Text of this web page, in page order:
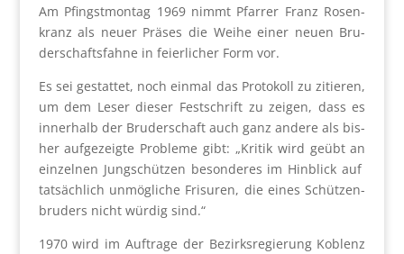
Am Pfingst­mon­tag 1969 nimmt Pfar­rer Franz Rosen­
kranz als neu­er Prä­ses die Wei­he einer neu­en Bru­
der­schafts­fah­ne in fei­er­li­cher Form vor.
Es sei gestat­tet, noch ein­mal das Pro­to­koll zu zitie­ren,
um dem Leser die­ser Fest­schrift zu zei­gen, dass es
inner­halb der Bru­der­schaft auch ganz ande­re als bis­
her auf­ge­zeig­te Pro­ble­me gibt: „Kri­tik wird geübt an
ein­zel­nen Jung­schüt­zen beson­de­res im Hin­blick auf
tat­säch­lich unmög­li­che Fri­su­ren, die eines Schüt­zen­
bru­ders nicht wür­dig sind.“
1970 wird im Auf­tra­ge der Bezirks­re­gie­rung Koblenz